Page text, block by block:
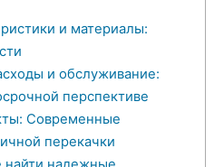
и материалы:
и обслуживание:
перспективе
Современные
перекачки